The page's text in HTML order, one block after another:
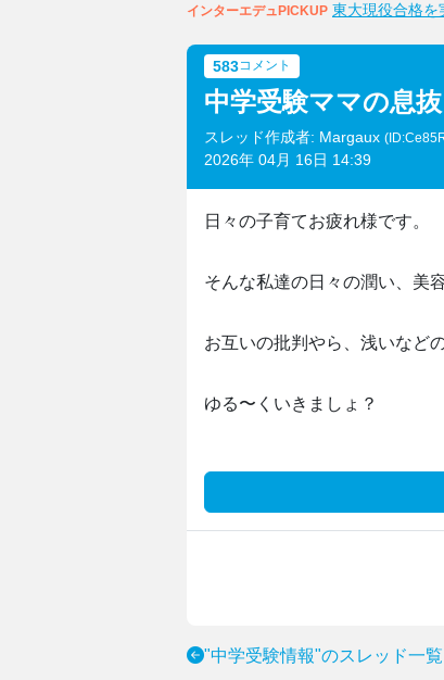
インターエデュPICKUP 東大現役合格を
583コメント
中学受験ママの息
スレッド作成者: Margaux
2026年 04月 16日 14:39
日々の子育てお疲れ様です。
そんな私達の日々の潤い、美
お互いの批判やら、浅いなど
ゆる〜くいきましょ？
"中学受験情報"のスレッド一覧